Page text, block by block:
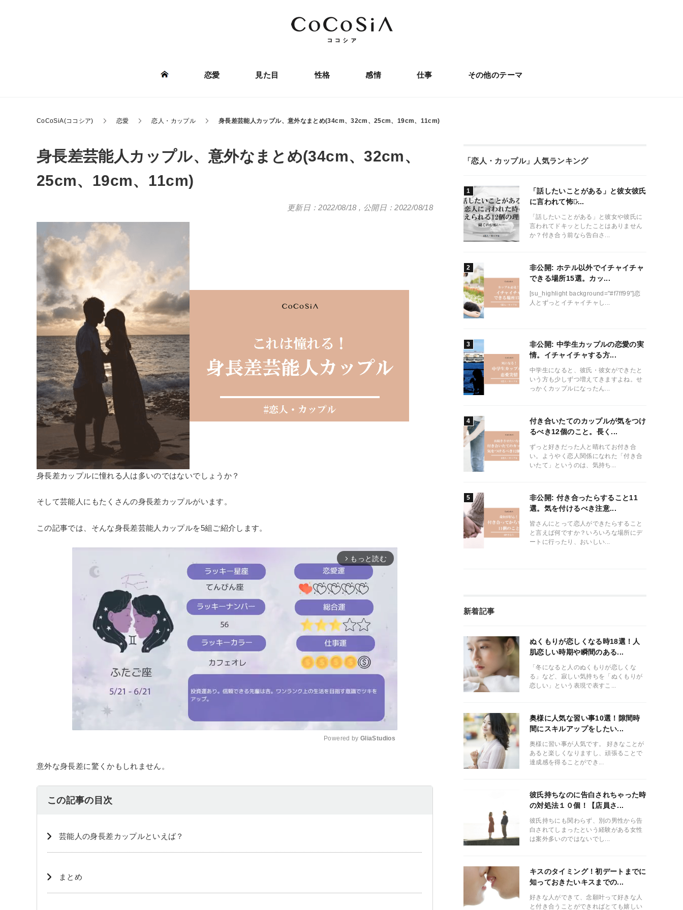
恋愛 見た目 性格 感情 仕事 その他のテーマ
CoCoSiA(ココシア) 恋愛 恋人・カップル 身長差芸能人カップル、意外なまとめ(34cm、32cm、25cm、19cm、11cm)
身長差芸能人カップル、意外なまとめ(34cm、32cm、
25cm、19cm、11cm)
更新日：2022/08/18 , 公開日：2022/08/18
身長差カップルに憧れる人は多いのではないでしょうか？
そして芸能人にもたくさんの身長差カップルがいます。
この記事では、そんな身長差芸能人カップルを5組ご紹介します。
arrow_forward_ios もっと読む
Powered by GliaStudios
意外な身長差に驚くかもしれません。
この記事の目次
芸能人の身長差カップルといえば？
まとめ
「恋人・カップル」人気ランキング
「話したいことがある」と彼女彼氏
に言われて怖い̷...
「話したいことがある」と彼女や彼氏に
言われてドキッとしたことはありません
か？付き合う前なら告白さ...
非公開: ホテル以外でイチャイチャ
できる場所15選。カッ...
[su_highlight background="#f7ff99"]恋
人とずっとイチャイチャし...
非公開: 中学生カップルの恋愛の実
情。イチャイチャする方...
中学生になると、彼氏・彼女ができたと
いう方も少しずつ増えてきますよね。せ
っかくカップルになったん...
付き合いたてのカップルが気をつけ
るべき12個のこと。長く...
ずっと好きだった人と晴れてお付き合
い。ようやく恋人関係になれた「付き合
いたて」というのは、気持ち...
非公開: 付き合ったらすること11
選。気を付けるべき注意...
皆さんにとって恋人ができたらすること
と言えば何ですか？いろいろな場所にデ
ートに行ったり、おいしい...
新着記事
ぬくもりが恋しくなる時18選！人
肌恋しい時期や瞬間のある...
「冬になると人のぬくもりが恋しくな
る」など、寂しい気持ちを「ぬくもりが
恋しい」という表現で表すこ...
奥様に人気な習い事10選！隙間時
間にスキルアップをしたい...
奥様に習い事が人気です。 好きなことが
あると楽しくなりますし、頑張ることで
達成感を得ることができ...
彼氏持ちなのに告白されちゃった時
の対処法１０個！【店員さ...
彼氏持ちにも関わらず、別の男性から告
白されてしまったという経験がある女性
は案外多いのではないでし...
キスのタイミング！初デートまでに
知っておきたいキスまでの...
好きな人ができて、念願叶って好きな人
と付き合うことができればとても嬉しい